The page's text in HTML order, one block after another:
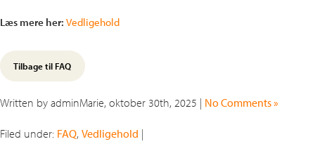
Læs mere her: Vedligehold
Tilbage til FAQ
Written by adminMarie, oktober 30th, 2025 | No Comments »
Filed under: FAQ, Vedligehold |